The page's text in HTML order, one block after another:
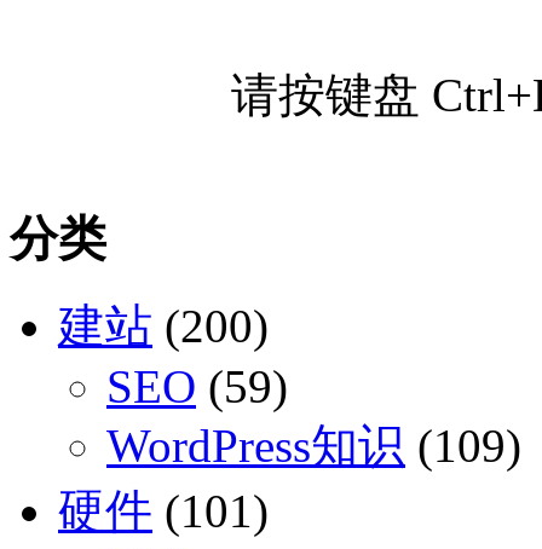
请按键盘
分类
建站 (200)
SEO (59)
WordPress知识 (109)
硬件 (101)